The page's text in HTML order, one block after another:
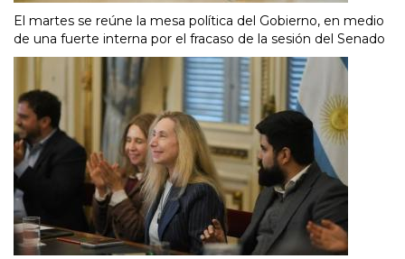
El martes se reúne la mesa política del Gobierno, en medio
de una fuerte interna por el fracaso de la sesión del Senado